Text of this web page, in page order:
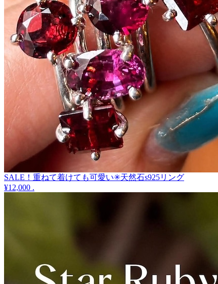
SALE！重ねて着けても可愛い✳︎天然石s925リング
¥12,000 .